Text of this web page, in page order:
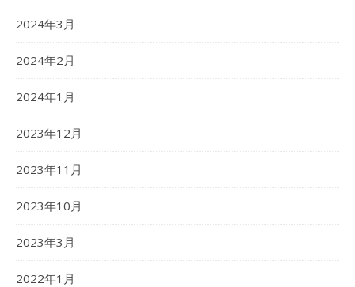
2024年3月
2024年2月
2024年1月
2023年12月
2023年11月
2023年10月
2023年3月
2022年1月